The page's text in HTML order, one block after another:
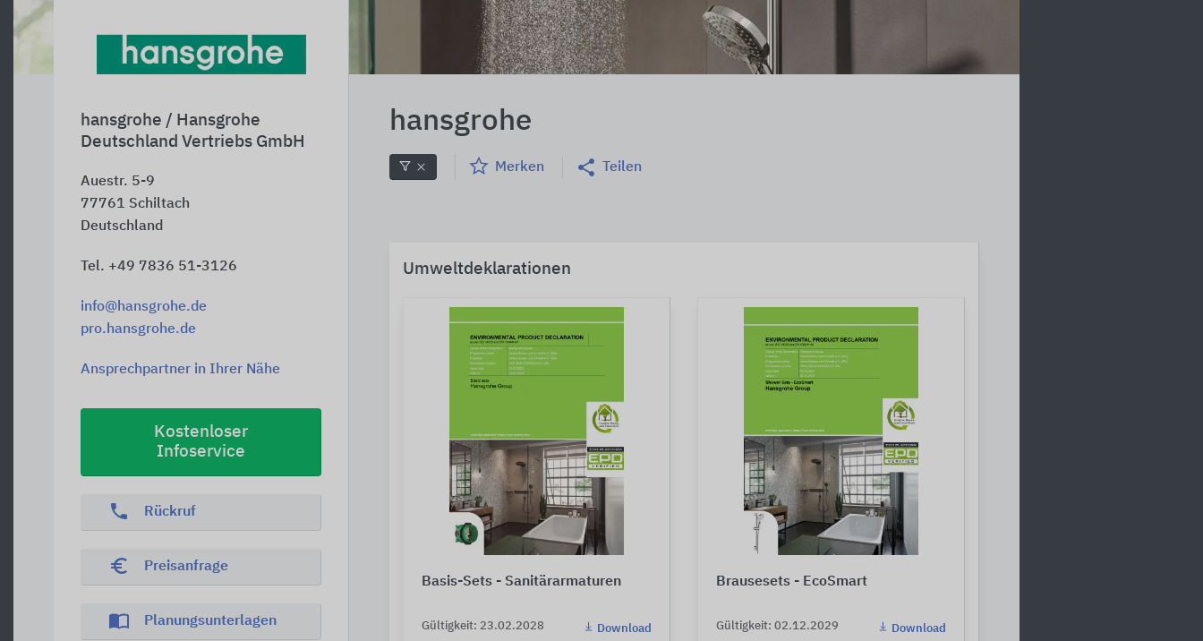
hansgrohe / Hansgrohe
Deutschland Vertriebs GmbH
Auestr. 5-9
77761 Schiltach
Deutschland
Tel. +49 7836 51-3126
info@hansgrohe.de
pro.hansgrohe.de
Ansprechpartner in Ihrer Nähe
Kostenloser
Infoservice
phone Rückruf
euro_symbol Preisanfrage
import_contacts Planungsunterlagen
hansgrohe
Merken Teilen
Umweltdeklarationen
Basis-Sets - Sanitärarmaturen
Gültigkeit: 23.02.2028 Download
Brausesets - EcoSmart
Gültigkeit: 02.12.2029 Download